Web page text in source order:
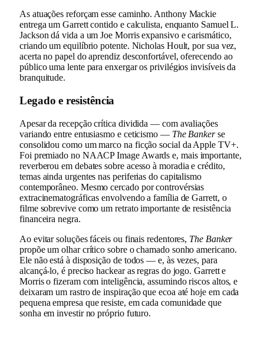
As atuações reforçam esse caminho. Anthony Mackie
entrega um Garrett contido e calculista, enquanto Samuel L.
Jackson dá vida a um Joe Morris expansivo e carismático,
criando um equilíbrio potente. Nicholas Hoult, por sua vez,
acerta no papel do aprendiz desconfortável, oferecendo ao
público uma lente para enxergar os privilégios invisíveis da
branquitude.
Legado e resistência
Apesar da recepção crítica dividida — com avaliações
variando entre entusiasmo e ceticismo — The Bankerse
consolidou como um marco na ficção social da Apple TV+.
Foi premiado no NAACP Image Awards e, mais importante,
reverberou em debates sobre acesso à moradia e crédito,
temas ainda urgentes nas periferias do capitalismo
contemporâneo. Mesmo cercado por controvérsias
extracinematográficas envolvendo a família de Garrett, o
filme sobrevive como um retrato importante de resistência
financeira negra.
Ao evitar soluções fáceis ou finais redentores, The Banker
propõe um olhar crítico sobre o chamado sonho americano.
Ele não está à disposição de todos — e, às vezes, para
alcançá-lo, é preciso hackear as regras do jogo. Garrett e
Morris o fizeram com inteligência, assumindo riscos altos, e
deixaram um rastro de inspiração que ecoa até hoje em cada
pequena empresa que resiste, em cada comunidade que
sonha em investir no próprio futuro.